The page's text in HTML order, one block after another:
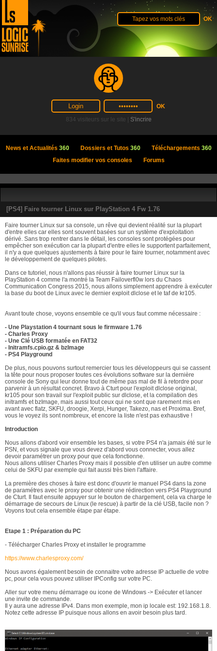
834 visiteurs sur le site | S'incrire
News et Actualités 360 Dossiers et Tutos 360 Téléchargements 360
Faites modifier vos consoles
Forums
[PS4] Faire tourner Linux sur PlayStation 4 Fw 1.76
Faire tourner Linux sur sa console, un rêve qui devient réalité sur la plupart
d'entre elles car elles sont souvent basées sur un système d'exploitation
dérivé. Sans trop rentrer dans le détail, les consoles sont protégées pour
empêcher son exécution car la plupart d'entre elles le supportent parfaitement,
il n'y a que quelques ajustements à faire pour le faire tourner, notamment avec
le développement de quelques pilotes.
Dans ce tutoriel, nous n'allons pas réussir à faire tourner Linux sur la
PlayStation 4 comme l'a montré la Team Failoverfl0w lors du Chaos
Communication Congress 2015, nous allons simplement apprendre à exécuter
la base du boot de Linux avec le dernier exploit dlclose et le taf de kr105.
Avant toute chose, voyons ensemble ce qu'il vous faut comme nécessaire :
- Une Playstation 4 tournant sous le firmware 1.76
- Charles Proxy
- Une Clé USB formatée en FAT32
- Initramfs.cpio.gz & bzImage
- PS4 Playground
De plus, nous pouvons surtout remercier tous les développeurs qui se cassent
la tête pour nous proposer toutes ces évolutions software sur la dernière
console de Sony qui leur donne tout de même pas mal de fil à retordre pour
parvenir à un résultat concret. Bravo à Cturt pour l'exploit dlclose original,
kr105 pour son travail sur l'exploit public sur dlclose, et la compilation des
initramfs et bzImage, mais aussi tout ceux qui ne sont que rarement mis en
avant avec flatz, SKFU, droogie, Xerpi, Hunger, Takezo, nas et Proxima. Bref,
vous le voyez ils sont nombreux, et encore la liste n'est pas exhaustive !
Introduction
Nous allons d'abord voir ensemble les bases, si votre PS4 n'a jamais été sur le
PSN, et vous signale que vous devez d'abord vous connecter, vous allez
devoir paramétrer un proxy pour que cela fonctionne.
Nous allons utiliser Charles Proxy mais il possible d'en utiliser un autre comme
celui de SKFU par exemple qui fait aussi très bien l'affaire.
La première des choses à faire est donc d'ouvrir le manuel PS4 dans la zone
de paramétres avec le proxy pour obtenir une rédirection vers PS4 Playground
de Cturt. Il faut ensuite appuyer sur le bouton de chargement, cela va charge le
démarrage de secours de Linux (le rescue) à partir de la clé USB, facile non ?
Voyons tout cela ensemble étape par étape.
Etape 1 : Préparation du PC
- Télécharger Charles Proxy et installer le programme
https://www.charlesproxy.com/
Nous avons également besoin de connaitre votre adresse IP actuelle de votre
pc, pour cela vous pouvez utiliser IPConfig sur votre PC.
Aller sur votre menu démarrage ou icone de Windows -> Exécuter et lancer
une invite de commande.
Il y aura une adresse IPv4. Dans mon exemple, mon ip locale est: 192.168.1.8.
Notez cette adresse IP puisque nous allons en avoir besoin plus tard.